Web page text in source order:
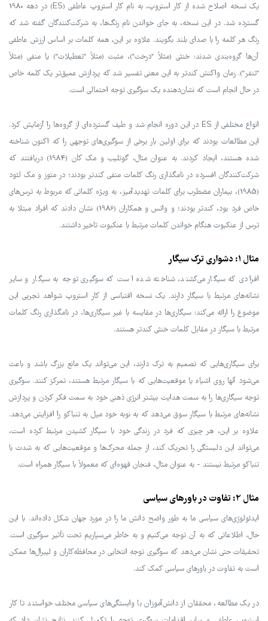
یک نسخه اصلاح شده از کار استروپ، به نام کار استروپ عاطفی (ES) در دهه 1980
گسترده شد. در این نسخه، به جای خواندن نام رنگ‌ها، به شرکت‌کنندگان گفته شد که
رنگ هر کلمه را با صدای بلند بگویند. علاوه بر این، همه کلمات بر اساس ارزش عاطفی
آن‌ها گروه‌بندی شدند: خنثی (مثلاً "درخت")، مثبت (مثلاً "تعطیلات") یا منفی (مثلاً
"تنفر"). زمان واکنش کندتر به این معنی تفسیر شد که پردازش عمیق‌تر یک کلمه خاص
در حال انجام است که نشان‌دهنده یک سوگیری توجه احتمالی است.
انواع مختلفی از ES در این دوره انجام شد و طیف گسترده‌ای از گروه‌ها را آزمایش کرد.
این مطالعات بودند که برای اولین بار برخی از سوگیری‌های توجهی را که اکنون شناخته
شده هستند، ایجاد کردند. به عنوان مثال، گوتلیب و مک کان (1984) دریافتند که
شرکت‌کنندگان افسرده در نامگذاری رنگ کلمات منفی کندتر بودند؛ در متوز و مک لئود
(1985)، بیماران مضطرب برای کلمات تهدیدآمیز، به ویژه کلماتی که مربوط به ترس‌های
خاص فرد بود، کندتر بودند؛ و واتس و همکاران (1986) نشان دادند که افراد مبتلا به
ترس از عنکبوت هنگام خواندن کلمات مرتبط با عنکبوت تاخیر داشتند.
مثال 1: دشواری ترک سیگار
افرادی که سیگار می‌کشند، شناخته شده است که سوگیری توجه به سیگار و سایر
نشانه‌های مرتبط با سیگار دارند. یک نسخه اقتباسی از کار استروپ شواهد تجربی این
موضوع را ارائه می‌کند: سیگاری‌ها در مقایسه با غیر سیگاری‌ها، در نامگذاری رنگ کلمات
مرتبط با سیگار در مقابل کلمات خنثی کندتر هستند.
برای سیگاری‌هایی که تصمیم به ترک دارند، این می‌تواند یک مانع بزرگ باشد و باعث
می‌شود آنها روی اشیاء یا موقعیت‌هایی که با سیگار مرتبط هستند، تمرکز کنند. سوگیری
توجه سیگاری‌ها را به سمت هدایت بیشتر انرژی ذهنی خود به سمت فکر کردن و پردازش
نشانه‌های مرتبط با سیگار سوق می‌دهد که به نوبه خود میل به تنباکو را افزایش می‌دهد.
علاوه بر این، هر چیزی که فرد در زندگی خود با سیگار کشیدن مرتبط کرده است،
می‌تواند این دلبستگی را تحریک کند، از جمله محرک‌ها و موقعیت‌هایی که به شدت با
تنباکو مرتبط نیستند - به عنوان مثال، فنجان قهوه‌ای که معمولاً با سیگار همراه است.
مثال 2: تفاوت در باورهای سیاسی
ایدئولوژی‌های سیاسی ما به طور واضح دانش ما را در مورد جهان شکل داده‌اند. با این
حال، اطلاعاتی که به آن توجه می‌کنیم و به خاطر می‌سپاریم تحت تأثیر سوگیری است.
تحقیقات حتی نشان می‌دهد که سوگیری توجه انتخابی در محافظه‌کاران و لیبرال‌ها ممکن
است به تفاوت در باورهای سیاسی کمک کند.
در یک مطالعه، محققان از دانش‌آموزان با وابستگی‌های سیاسی مختلف خواستند تا کار